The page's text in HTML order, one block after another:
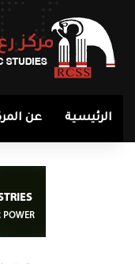
الرئيسية عن